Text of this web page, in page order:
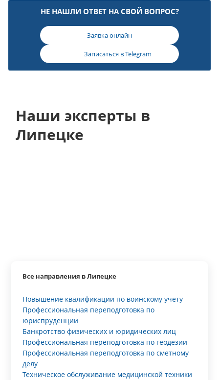
НЕ НАШЛИ ОТВЕТ НА СВОЙ ВОПРОС?
Заявка онлайн
Записаться вTelegram
Наши эксперты в
Липецке
Все направления в Липецке
Повышение квалификации по воинскому учету
Профессиональная переподготовка по
юриспруденции
Банкротство физических и юридических лиц
Профессиональная переподготовка по геодезии
Профессиональная переподготовка по сметному
делу
Техническое обслуживание медицинской техники